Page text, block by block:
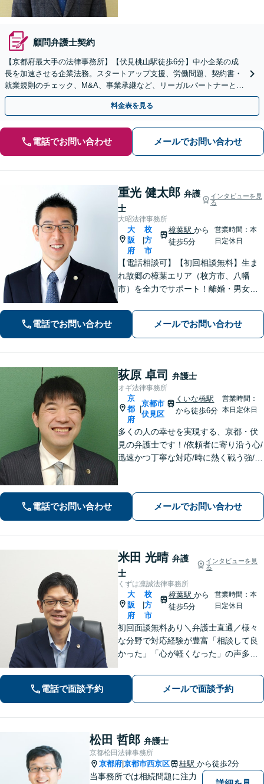
顧問弁護士契約
【京都府最大手の法律事務所】【伏見桃山駅徒歩6分】中小企業の成
長を加速させる企業法務。スタートアップ支援、労働問題、契約書・
就業規則のチェック、M&A、事業承継など、リーガルパートナーとし
て経営をサポートいたします【休日対応】
料金表を見る
電話でお問い合わせ メールでお問い合わせ
重光 健太郎 弁護
士
インタビューを見
る
大昭法律事務所
大
阪
府
枚
方
市
樟葉駅から
徒歩5分
営業時間：本
日定休日
【電話相談可】【初回相談無料】生ま
れ故郷の樟葉エリア（枚方市、八幡
市）を全力でサポート！離婚・男女問
交通事故などに注力。どんな小さなお
悩みでお気軽にご相談ください【夜
間・休日面談】【完全個室】【樟葉駅5
分】
電話でお問い合わせ メールでお問い合わせ
荻原 卓司 弁護士
オギ法律事務所
京
都
府
|
京都市
伏見区
くいな橋駅
から徒歩6分
営業時間：
本日定休日
多くの人の幸せを実現する、京都・伏
見の弁護士です！/依頼者に寄り沿う心/
迅速かつ丁寧な対応/時に熱く戦う強/解
電話でお問い合わせ メールでお問い合わせ
米田 光晴 弁護
士
インタビューを見
る
くずは凛誠法律事務所
大
阪
府
枚
方
市
樟葉駅から
徒歩5分
営業時間：本
日定休日
初回面談無料あり＼弁護士直通／様々
な分野で対応経験が豊富「相談して良
かった」「心が軽くなった」の声多
い、誠実・迅速に対応いたします。進
捗状況を細かく報告し、不安を感じさ
せないよう心掛け【休日・夜間面談
可】【樟葉駅5分】
電話で面談予約 メールで面談予約
松田 哲郎 弁護士
京都松田法律事務所
京都府 京都市西京区 桂駅 から徒歩2分
当事務所では相続問題に注力